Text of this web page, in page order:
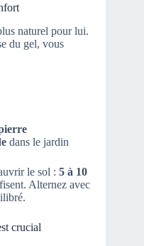
naturel pour lui.
du gel, vous
dans le jardin
le sol : 5 à 10
Alternez avec
crucial